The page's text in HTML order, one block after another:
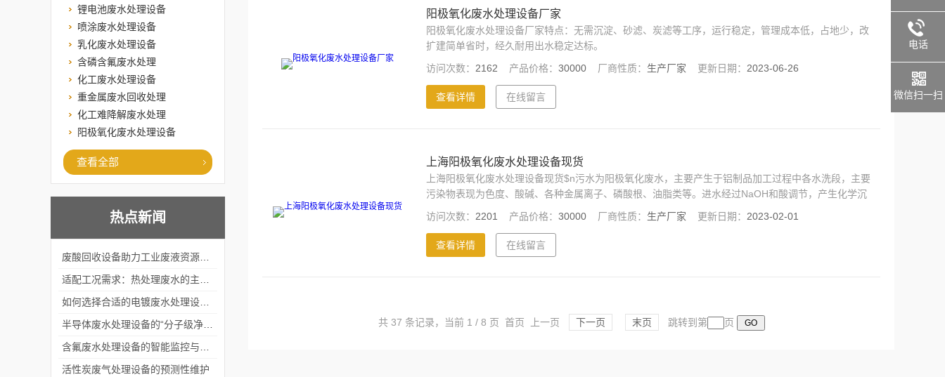
锂电池废水处理设备
喷涂废水处理设备
乳化废水处理设备
含磷含氟废水处理
化工废水处理设备
重金属废水回收处理
化工难降解废水处理
阳极氧化废水处理设备
查看全部
热点新闻
活性炭废气处理设备的预测性维护
阳极氧化废水处理设备厂家
阳极氧化废水处理设备厂家特点：无需沉淀、砂滤、炭滤等工序，运行稳定，管理成本低，占地少，改
扩建简单省时，经久耐用出水稳定达标。
访问次数： 2162 产品价格：30000 厂商性质： 生产厂家 更新日期： 2023-06-26
查看详情 在线留言
上海阳极氧化废水处理设备现货
上海阳极氧化废水处理设备现货$n污水为阳极氧化废水，主要产生于铝制品加工过程中各水洗段，主要
污染物表现为色度、酸碱、各种金属离子、磷酸根、油脂类等。进水经过NaOH和酸调节，产生化学沉
淀；沉淀进入DF浓缩槽，经过泵的循环作用，清水产出，浓缩水再进入浓缩槽循环；进行加药和pH、
ORP的控制，全自动，减轻了人工成本费。 经过微滤膜反应后的出水可以直接进入RO膜，实现废水的
回用。
访问次数： 2201 产品价格：30000 厂商性质： 生产厂家 更新日期： 2023-02-01
查看详情 在线留言
共 37 条记录，当前 1 / 8 页 首页 上一页 下一页 末页 跳转到第 页
电话
微信扫一扫